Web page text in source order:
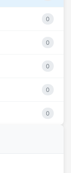
0
0
0
0
0